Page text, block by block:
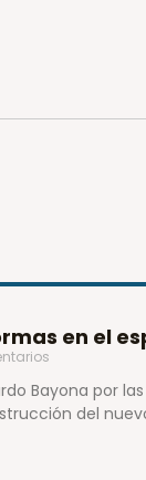
en el
Bayona por
del